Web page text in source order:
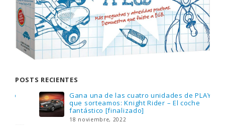
POSTS RECIENTES
Gana una de las cuatro unidades de PLAYMOBIL
que sorteamos: Knight Rider – El coche
fantástico [finalizado]
18 noviembre, 2022